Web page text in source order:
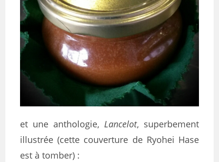
et une anthologie, Lancelot, superbement
illustrée (cette couverture de Ryohei Hase
est à tomber) :